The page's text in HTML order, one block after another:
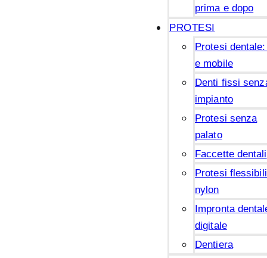
prima e dopo
PROTESI
Protesi
e mobile
Denti fissi
impianto
Protesi senza
palato
Faccette dentali
Protesi
nylon
Impronta
digitale
Dentiera